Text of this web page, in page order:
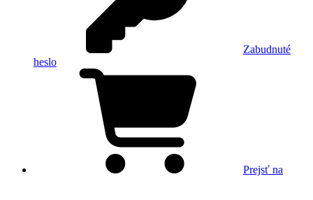
Zabudnuté
heslo
Prejsť na